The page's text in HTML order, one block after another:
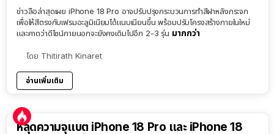
ข่าวลือล่าสุดเผย iPhone 18 Pro อาจปรับปรุงกระบวนการทำสีฝาหลังกระจก
เพื่อให้สีตรงกับเฟรมอะลูมิเนียมได้แนบเนียนขึ้น พร้อมปรับโครงสร้างภายในใหม่
และคาดว่าดีไซน์ภายนอกจะยังคงเดิมไปอีก 2-3 รุ่น มากกว่า
โดย Thitirath Kinaret
อ่านเพิ่มเติม
หลุดความจุแบต iPhone 18 Pro และ iPhone 18